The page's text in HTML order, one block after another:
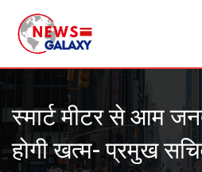
content
स्मार्ट मीटर से आम
होगी खत्म- प्रमुख